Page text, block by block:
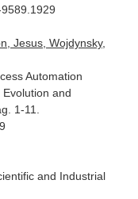
Jesus, Wojdynsky,
Automation
and
1-11.
and Industrial